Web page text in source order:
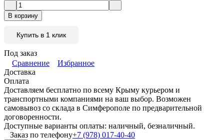
В корзину
Купить в 1 клик
Под заказ
Сравнение
Избранное
Доставка
Оплата
Доставляем бесплатно по всему Крыму курьером и
транспортными компаниями на ваш выбор. Возможен
самовывоз со склада в Симферополе по предварительной
договоренности.
Доступные варианты оплаты: наличный, безналичный.
Заказ по телефону+7 (978) 017-40-40